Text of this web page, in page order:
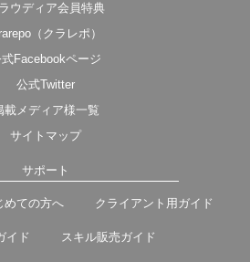
ウディア会員特典
（クラレポ）
Facebookページ
公式Twitter
載メディア様一覧
サイトマップ
サポート
めての方へ クライアント用ガイド
イド スキル販売ガイド